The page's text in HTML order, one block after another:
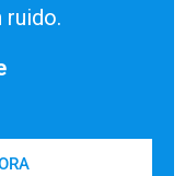
ruido.